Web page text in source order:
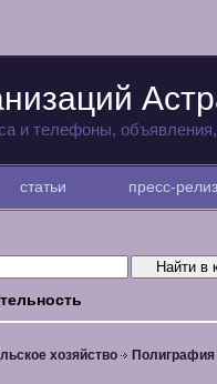
и телефоны,
статьи пресс-
хозяйство
Полиграфия